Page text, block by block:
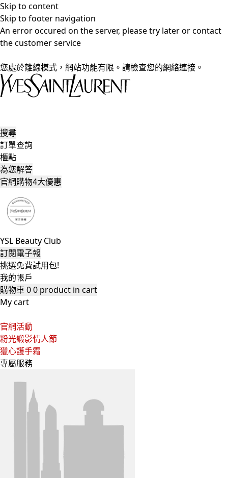
Skip to content
Skip to footer navigation
An error occured on the server, please try later or contact
the customer service
您處於離線模式，網站功能有限。請檢查您的網絡連接。
搜尋
訂單查詢
櫃點
為您解答
官網購物4大優惠
YSL Beauty Club
訂閱電子報
挑選免費試用包!
我的帳戶
購物車00 product in cart
My cart
官網活動
粉光緞影情人節
獵心護手霜
專屬服務